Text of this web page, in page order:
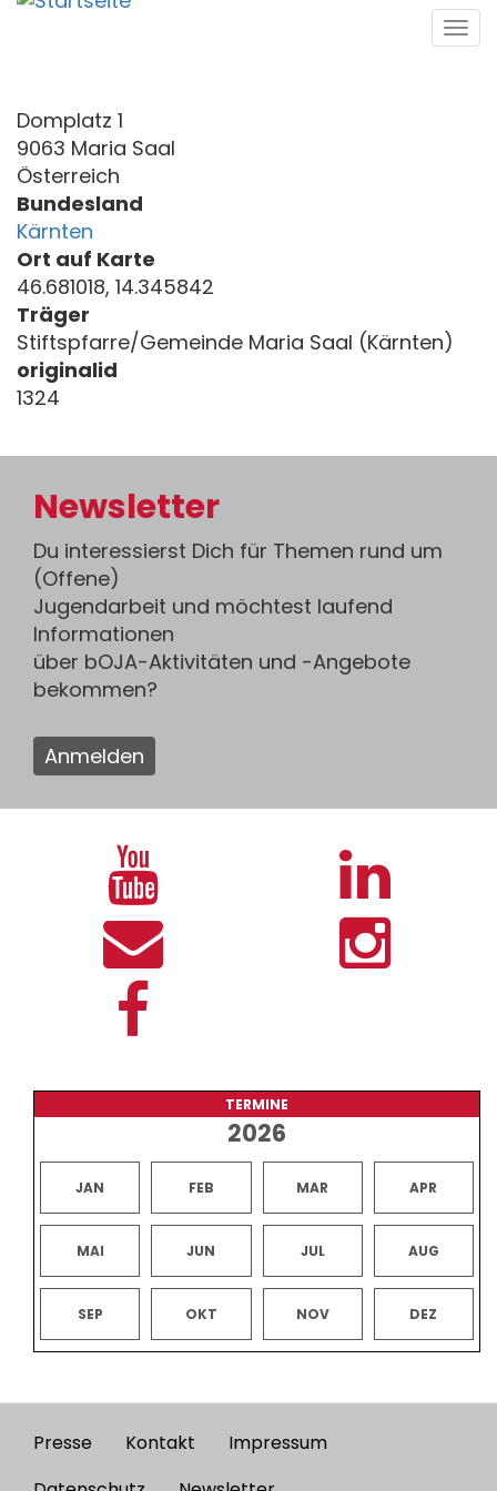
Direkt
Domplatz 1
9063 Maria Saal
Österreich
Bundesland
Kärnten
Ort auf Karte
46.681018, 14.345842
Träger
Stiftspfarre/Gemeinde Maria Saal (Kärnten)
originalid
1324
Newsletter
Du interessierst Dich für Themen rund um
(Offene)
Jugendarbeit und möchtest laufend
Informationen
über bOJA-Aktivitäten und -Angebote
bekommen?
Anmelden
TERMINE
2026
JAN FEB MAR APR
MAI JUN JUL AUG
SEP OKT NOV DEZ
Footer
Presse Kontakt
Impressum